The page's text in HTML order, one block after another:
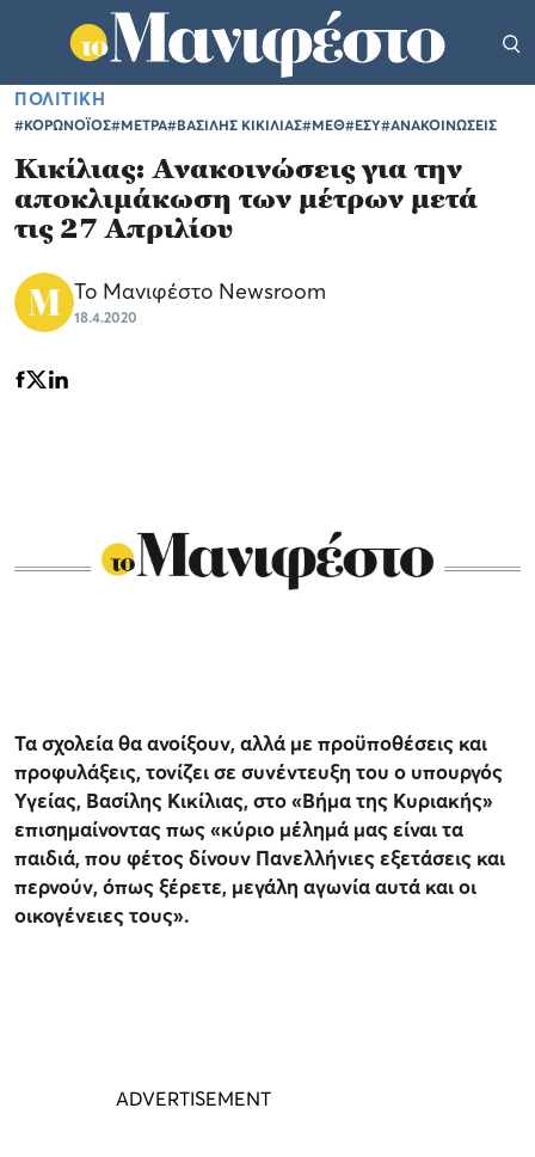
ΠΟΛΙΤΙΚΗ
#ΚΟΡΩΝΟΪΟΣ#ΜΕΤΡΑ#ΒΑΣΙΛΗΣ ΚΙΚΙΛΙΑΣ#ΜΕΘ#ΕΣΥ#ΑΝΑΚΟΙΝΩΣΕΙΣ
Κικίλιας: Ανακοινώσεις για την
αποκλιμάκωση των μέτρων μετά
τις ‪27 Απριλίου
Το Μανιφέστο Newsroom
18.4.2020
Τα σχολεία θα ανοίξουν, αλλά με προϋποθέσεις και
προφυλάξεις, τονίζει σε συνέντευξη του ο υπουργός
Υγείας, Βασίλης Κικίλιας, στο «Βήμα της Κυριακής»
επισημαίνοντας πως «κύριο μέλημά μας είναι τα
παιδιά, που φέτος δίνουν Πανελλήνιες εξετάσεις και
περνούν, όπως ξέρετε, μεγάλη αγωνία αυτά και οι
οικογένειες τους».